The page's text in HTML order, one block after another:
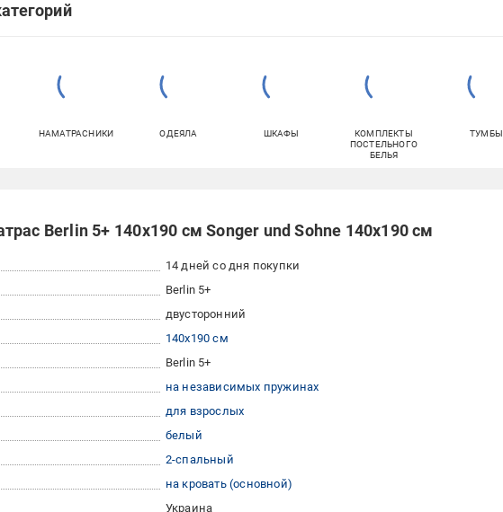
НАМАТРАСНИКИ ОДЕЯЛА ШКАФЫ
КОМПЛЕКТЫ
ПОСТЕЛЬНОГО
БЕЛЬЯ
ТУМБЫ
Berlin 5+ 140x190 см Songer und Sohne 140х190 см
14 дней со дня покупки
Berlin 5+
двусторонний
140x190 см
Berlin 5+
на независимых пружинах
для взрослых
белый
2-спальный
на кровать (основной)
Украина